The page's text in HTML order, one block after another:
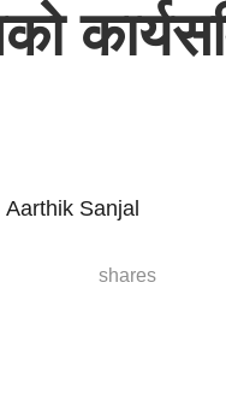
Aarthik Sanjal
shares